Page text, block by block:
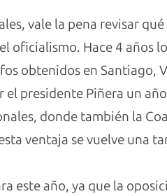
vale la pena revisar qué
oficialismo. Hace 4 años
obtenidos en Santiago,
presidente Piñera un
donde también la
ventaja se vuelve una
este año, ya que la